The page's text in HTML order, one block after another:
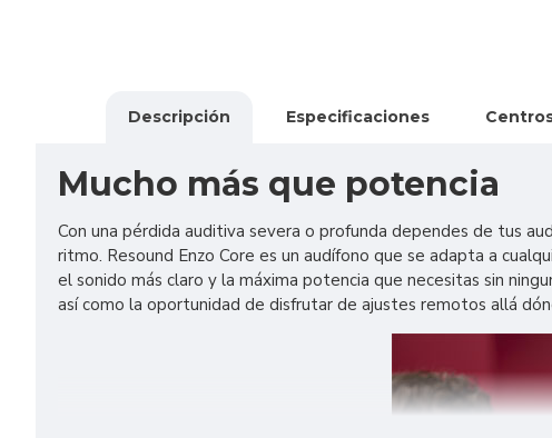
Descripción Especificaciones
Mucho más que potencia
Con una pérdida auditiva severa o profunda dependes de tus
ritmo. Resound Enzo Core es un audífono que se adapta a
el sonido más claro y la máxima potencia que necesitas sin
así como la oportunidad de disfrutar de ajustes remotos allá